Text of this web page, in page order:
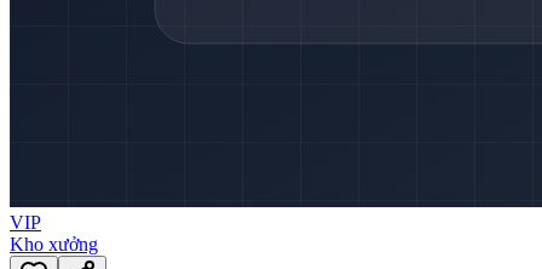
VIP
Kho xưởng